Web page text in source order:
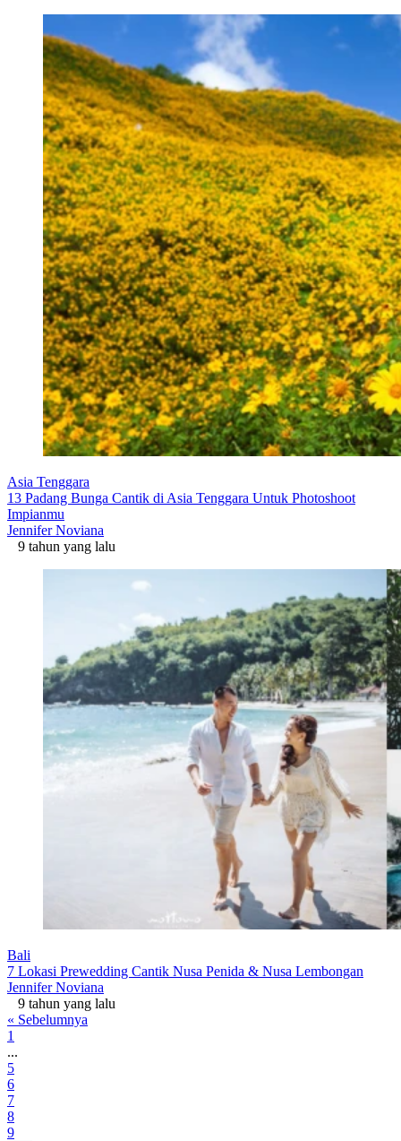
Asia Tenggara
13 Padang Bunga Cantik di Asia Tenggara Untuk Photoshoot
Impianmu
Jennifer Noviana
9 tahun yang lalu
Bali
7 Lokasi Prewedding Cantik Nusa Penida & Nusa Lembongan
Jennifer Noviana
9 tahun yang lalu
« Sebelumnya
1
...
5
6
7
8
9